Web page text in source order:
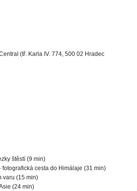
(tř. Karla IV. 774, 500 02 Hradec
štěstí (9 min)
cesta do Himálaje (31 min)
varu (15 min)
(24 min)